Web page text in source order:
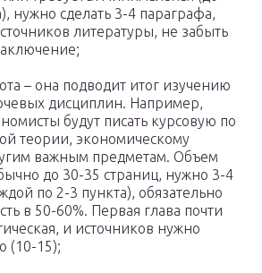
нужно сделать 3-4 параграфа,
литературы, не забыть
– она подводит итог изучению
дисциплин. Например,
будут писать курсовую по
теории, экономическому
важным предметам. Объем
до 30-35 страниц, нужно 3-4
по 2-3 пункта), обязательно
в 50-60%. Первая глава почти
и источников нужно
(10-15);